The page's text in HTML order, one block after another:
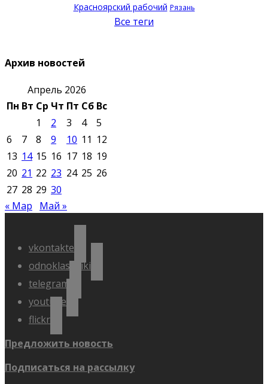
Красноярский рабочий Рязань
Все теги
Архив новостей
Апрель 2026
Пн Вт Ср Чт Пт Сб Вс
1
2 3 4
5
6
7 8 9 10 11 12
13 14 15 16 17 18 19
20 21 22 23 24 25 26
27 28 29 30
« Мар
Май »
vkontakte
odnoklassniki
telegram
youtube
flickr
Предложить новость
Подписаться на рассылку